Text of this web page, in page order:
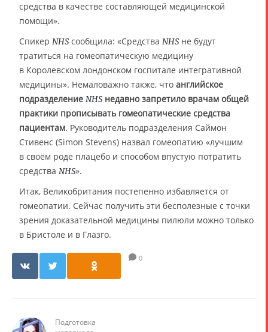
средства в качестве составляющей медицинской
помощи».
Спикер NHS сообщила: «Средства NHS не будут
тратиться на гомеопатическую медицину
в Королевском лондонском госпитале интегративной
медицины». Немаловажно также, что английское
подразделение NHS недавно запретило врачам общей
практики прописывать гомеопатические средства
пациентам. Руководитель подразделения Саймон
Стивенс (Simon Stevens) назвал гомеопатию «лучшим
в своём роде плацебо и способом впустую потратить
средства NHS».
Итак, Великобритания постепенно избавляется от
гомеопатии. Сейчас получить эти бесполезные с точки
зрения доказательной медицины пилюли можно только
в Бристоле и в Глазго.
0
Подготовка